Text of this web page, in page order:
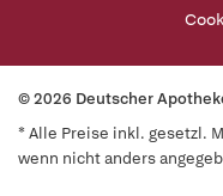
© 2026 Deutscher
* Alle Preise inkl. gesetzl.
wenn nicht anders